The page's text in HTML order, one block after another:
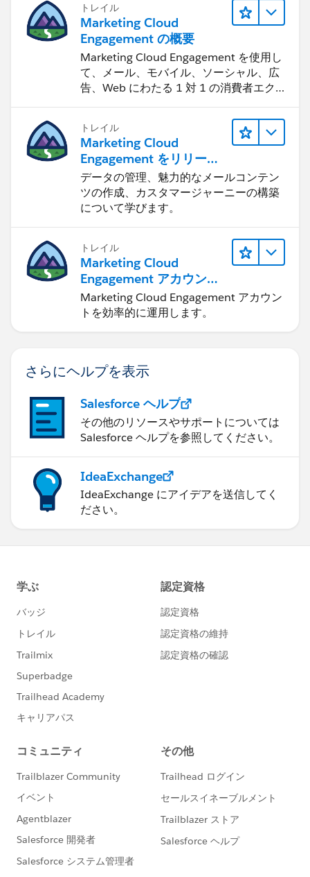
トレイル
Marketing Cloud
Engagement の概要
Marketing Cloud Engagement を使用し
て、メール、モバイル、ソーシャル、広
告、Web にわたる 1 対 1 の消費者エク
トレイル
Marketing Cloud
Engagement をリリース
する
データの管理、魅力的なメールコンテン
ツの作成、カスタマージャーニーの構築
について学びます。
トレイル
Marketing Cloud
Engagement アカウント
の管理
Marketing Cloud Engagement アカウン
トを効率的に運用します。
さらにヘルプを表示
Salesforce ヘルプ
その他のリソースやサポートについては
Salesforce ヘルプを参照してください。
IdeaExchange
IdeaExchange にアイデアを送信してく
ださい。